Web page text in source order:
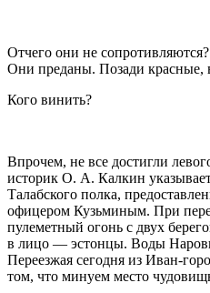
Отчего они не
Они преданы. Позади красные,
Кого винить?
Впрочем, не все достигли
историк О. А. Калкин
Талабского полка,
офицером Кузьминым. При
пулеметный огонь с двух
в лицо — эстонцы. Воды
Переезжая сегодня из Иван-
том, что минуем место